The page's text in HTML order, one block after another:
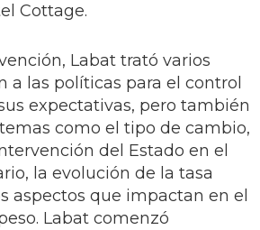
Cottage.
Labat trató varios
a las políticas para el control
expectativas, pero también
como el tipo de cambio,
del Estado en el
la evolución de la tasa
aspectos que impactan en el
Labat comenzó